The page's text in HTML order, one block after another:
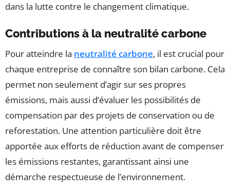
dans la lutte contre le changement climatique.
Contributions à la neutralité carbone
Pour atteindre la neutralité carbone, il est crucial pour
chaque entreprise de connaître son bilan carbone. Cela
permet non seulement d’agir sur ses propres
émissions, mais aussi d’évaluer les possibilités de
compensation par des projets de conservation ou de
reforestation. Une attention particulière doit être
apportée aux efforts de réduction avant de compenser
les émissions restantes, garantissant ainsi une
démarche respectueuse de l’environnement.